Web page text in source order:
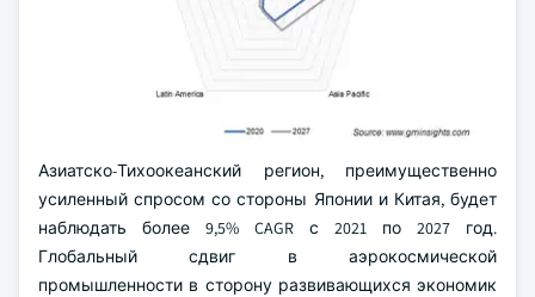
Азиатско-Тихоокеанский регион, преимущественно
усиленный спросом со стороны Японии и Китая, будет
наблюдать более 9,5% CAGR с 2021 по 2027 год.
Глобальный сдвиг в аэрокосмической
промышленности в сторону развивающихся экономик